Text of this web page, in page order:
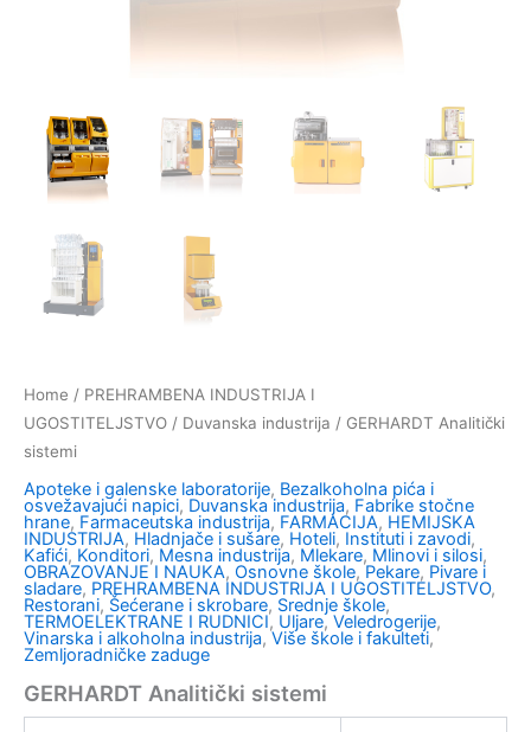
Home / PREHRAMBENA INDUSTRIJA I
UGOSTITELJSTVO / Duvanska industrija / GERHARDT Analitički
sistemi
Apoteke i galenske laboratorije, Bezalkoholna pića i
osvežavajući napici, Duvanska industrija, Fabrike stočne
hrane, Farmaceutska industrija, FARMACIJA, HEMIJSKA
INDUSTRIJA, Hladnjače i sušare, Hoteli, Instituti i zavodi,
Kafići, Konditori, Mesna industrija, Mlekare, Mlinovi i silosi,
OBRAZOVANJE I NAUKA, Osnovne škole, Pekare, Pivare i
sladare, PREHRAMBENA INDUSTRIJA I UGOSTITELJSTVO,
Restorani, Šećerane i skrobare, Srednje škole,
TERMOELEKTRANE I RUDNICI, Uljare, Veledrogerije,
Vinarska i alkoholna industrija, Više škole i fakulteti,
Zemljoradničke zaduge
GERHARDT Analitički sistemi